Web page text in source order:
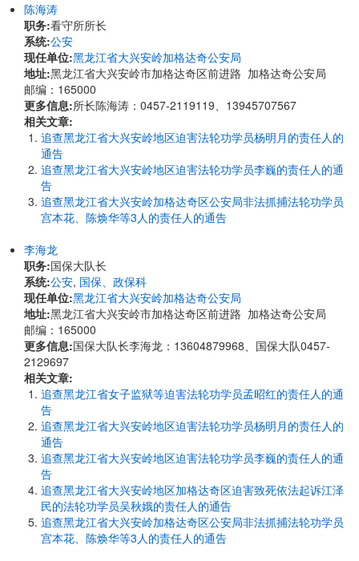
陈海涛
职务:看守所所长
系统:公安
现任单位:黑龙江省大兴安岭加格达奇公安局
地址:黑龙江省大兴安岭市加格达奇区前进路 加格达奇公安局
邮编：165000
更多信息:所长陈海涛：0457-2119119、13945707567
相关文章:
追查黑龙江省大兴安岭地区迫害法轮功学员杨明月的责任人的
通告
追查黑龙江省大兴安岭地区迫害法轮功学员李巍的责任人的通
告
追查黑龙江省大兴安岭加格达奇区公安局非法抓捕法轮功学员
宫本花、陈焕华等3人的责任人的通告
李海龙
职务:国保大队长
系统:公安, 国保、政保科
现任单位:黑龙江省大兴安岭加格达奇公安局
地址:黑龙江省大兴安岭市加格达奇区前进路 加格达奇公安局
邮编：165000
更多信息:国保大队长李海龙：13604879968、国保大队0457-
2129697
相关文章:
追查黑龙江省女子监狱等迫害法轮功学员孟昭红的责任人的通
告
追查黑龙江省大兴安岭地区迫害法轮功学员杨明月的责任人的
通告
追查黑龙江省大兴安岭地区迫害法轮功学员李巍的责任人的通
告
追查黑龙江省大兴安岭地区加格达奇区迫害致死依法起诉江泽
民的法轮功学员吴秋娥的责任人的通告
追查黑龙江省大兴安岭加格达奇区公安局非法抓捕法轮功学员
宫本花、陈焕华等3人的责任人的通告